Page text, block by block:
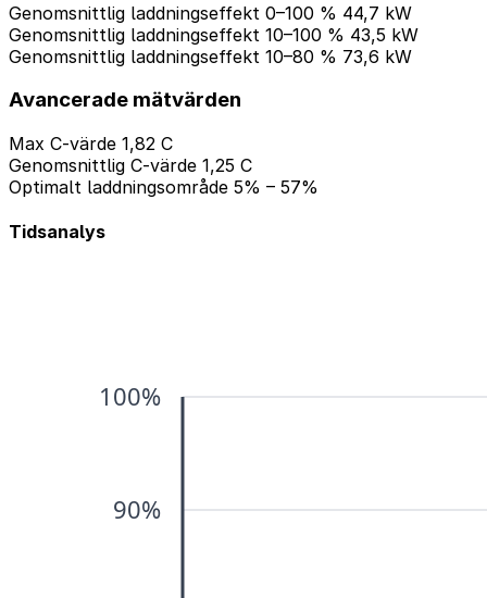
Genomsnittlig laddningseffekt 0–100 % 44,7 kW
Genomsnittlig laddningseffekt 10–100 % 43,5 kW
Genomsnittlig laddningseffekt 10–80 % 73,6 kW
Avancerade mätvärden
Max C-värde 1,82 C
Genomsnittlig C-värde 1,25 C
Optimalt laddningsområde 5% – 57%
Tidsanalys